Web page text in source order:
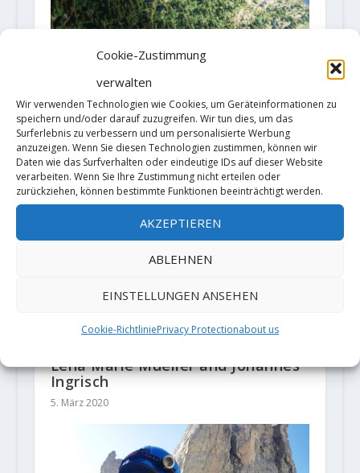
Cookie-Zustimmung
verwalten
Wir verwenden Technologien wie Cookies, um Geräteinformationen zu
speichern und/oder darauf zuzugreifen. Wir tun dies, um das
Surferlebnis zu verbessern und um personalisierte Werbung
anzuzeigen. Wenn Sie diesen Technologien zustimmen, können wir
Daten wie das Surfverhalten oder eindeutige IDs auf dieser Website
verarbeiten. Wenn Sie Ihre Zustimmung nicht erteilen oder
zurückziehen, können bestimmte Funktionen beeinträchtigt werden.
AKZEPTIEREN
ABLEHNEN
EINSTELLUNGEN ANSEHEN
Cookie-RichtliniePrivacy Protectionabout us
Man‘ (8b+, 300m) in den Gastlosen
17. September 2021
Lena Marie Mueller and Johannes
Ingrisch
5. März 2020